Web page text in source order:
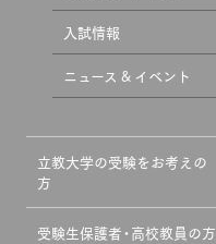
入試情報
ニュース & イベント
立教大学の受験をお考えの
方
受験生保護者・高校教員の方